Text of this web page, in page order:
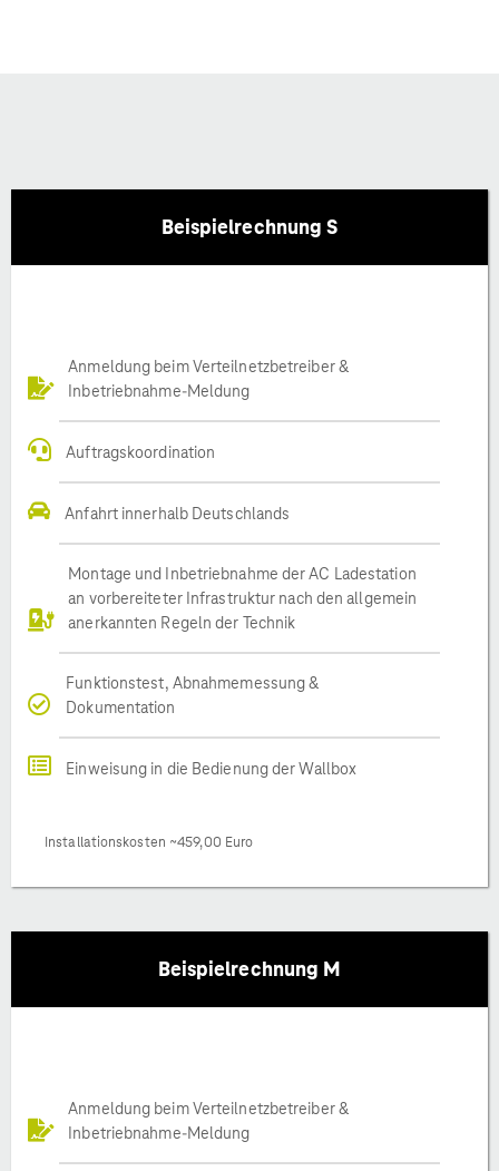
Beispielrechnung S
Anmeldung beim Verteilnetzbetreiber &
Inbetriebnahme-Meldung
Auftragskoordination
Anfahrt innerhalb Deutschlands
Montage und Inbetriebnahme der AC Ladestation
an vorbereiteter Infrastruktur nach den allgemein
anerkannten Regeln der Technik
Funktionstest, Abnahmemessung &
Dokumentation
Einweisung in die Bedienung der Wallbox
Installationskosten ~459,00 Euro
Beispielrechnung M
Anmeldung beim Verteilnetzbetreiber &
Inbetriebnahme-Meldung